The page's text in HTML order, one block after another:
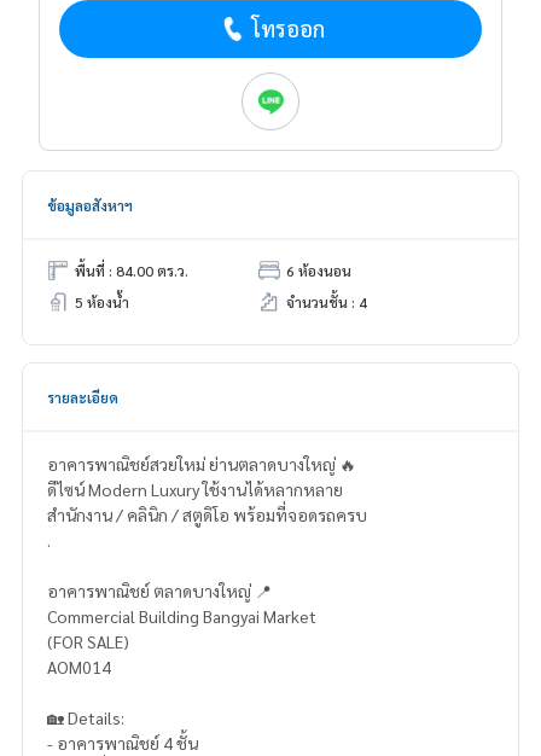
โทรออก
ข้อมูลอสังหาฯ
พื้นที่ : 84.00 ตร.ว.
6 ห้องนอน
5 ห้องน้ำ
จำนวนชั้น : 4
รายละเอียด
อาคารพาณิชย์สวยใหม่ ย่านตลาดบางใหญ่ 🔥
ดีไซน์ Modern Luxury ใช้งานได้หลากหลาย
สำนักงาน / คลินิก / สตูดิโอ พร้อมที่จอดรถครบ
.
อาคารพาณิชย์ ตลาดบางใหญ่ 📍
Commercial Building Bangyai Market
(FOR SALE)
AOM014
🏡 Details:
- อาคารพาณิชย์ 4 ชั้น